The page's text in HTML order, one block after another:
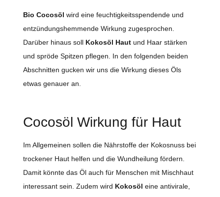
Bio Cocosöl wird eine feuchtigkeitsspendende und
entzündungshemmende Wirkung zugesprochen.
Darüber hinaus soll Kokosöl Hautund Haar stärken
und spröde Spitzen pflegen. In den folgenden beiden
Abschnitten gucken wir uns die Wirkung dieses Öls
etwas genauer an.
Cocosöl Wirkung für Haut
Im Allgemeinen sollen die Nährstoffe der Kokosnuss bei
trockener Haut helfen und die Wundheilung fördern.
Damit könnte das Öl auch für Menschen mit Mischhaut
interessant sein. Zudem wird Kokosöl eine antivirale,